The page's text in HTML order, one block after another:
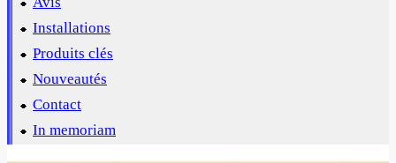
Installations
Produits clés
Nouveautés
Contact
In memoriam